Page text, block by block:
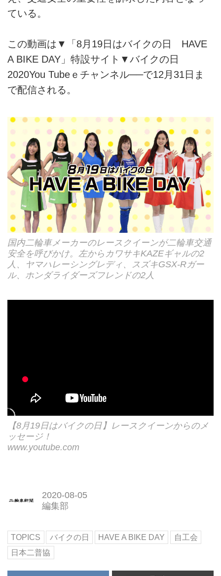
ている。
この動画は▼「8月19日はバイクの日 HAVE
A BIKE DAY」特設サイト▼バイクの日
2020You Tubeｅチャンネル──で12月31日ま
で配信される。
国内二輪車メーカーのレースクイーンが二輪車交通
安全を呼びかけ。左からカワサキKAZEギャルの2
人、ヤマハレーシングレディ、スズキGSX-Rガー
ル、ホンダライダーズフレンドの2人
【8月19日はバイクの日】レースクイーンからのメ
ッセージ！
www.youtube.com
2020-08-05
編集部
TOPICS バイクの日 HAVE A BIKE DAY
自工会
日本二普協